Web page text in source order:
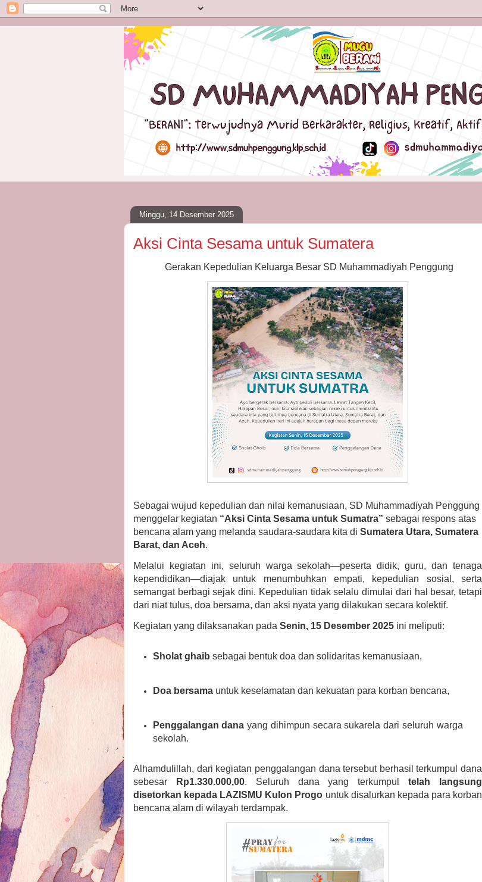
Minggu, 14 Desember 2025
Aksi Cinta Sesama untuk Sumatera
Gerakan Kepedulian Keluarga Besar SD Muhammadiyah Penggung
Sebagai wujud kepedulian dan nilai kemanusiaan, SD Muhammadiyah Penggung
menggelar kegiatan “Aksi Cinta Sesama untuk Sumatra” sebagai respons atas
bencana alam yang melanda saudara-saudara kita di Sumatera Utara, Sumatera
Barat, dan Aceh.
Melalui kegiatan ini, seluruh warga sekolah—peserta didik, guru, dan tenaga
kependidikan—diajak untuk menumbuhkan empati, kepedulian sosial, serta
semangat berbagi sejak dini. Kepedulian tidak selalu dimulai dari hal besar, tetapi
dari niat tulus, doa bersama, dan aksi nyata yang dilakukan secara kolektif.
Kegiatan yang dilaksanakan pada Senin, 15 Desember 2025 ini meliputi:
Sholat ghaib sebagai bentuk doa dan solidaritas kemanusiaan,
Doa bersamauntuk keselamatan dan kekuatan para korban bencana,
Penggalangan dana yang dihimpun secara sukarela dari seluruh warga
sekolah.
Alhamdulillah, dari kegiatan penggalangan dana tersebut berhasil terkumpul dana
sebesar
Rp1.330.000,00. Seluruh dana yang terkumpultelah langsung
disetorkan kepada LAZISMU Kulon Progo untuk disalurkan kepada para korban
bencana alam di wilayah terdampak.